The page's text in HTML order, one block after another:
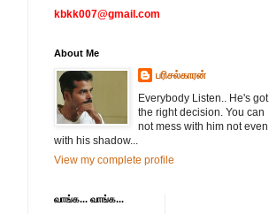
kbkk007@gmail.com
About Me
பரிசல்காரன்
Everybody Listen.. He's got
the right decision. You can
not mess with him not even
with his shadow...
View my complete profile
வாங்க... வாங்க...